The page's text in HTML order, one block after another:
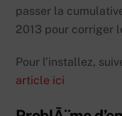
passer la
2013 pour corriger
Pour l’installez,
article ici